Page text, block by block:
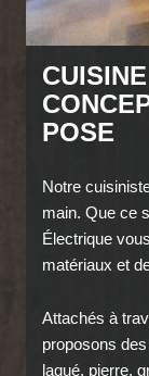
POSE
Notre
main. Que ce
Électrique
matériaux et
Attachés à
proposons
laqué, pierre,